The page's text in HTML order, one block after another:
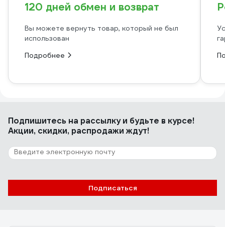
120 дней обмен и возврат
Вы можете вернуть товар, который не был
использован
Подробнее
Подпишитесь на рассылкуи будьте в курсе!
Акции, скидки, распродажи ждут!
Подписаться